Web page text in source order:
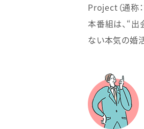
Project（通称：
本番組は、“出
ない本気の婚